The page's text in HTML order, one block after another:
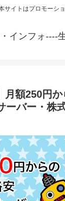
サイトはプロモーシ
インフォ----
月額250円
ーバー・株